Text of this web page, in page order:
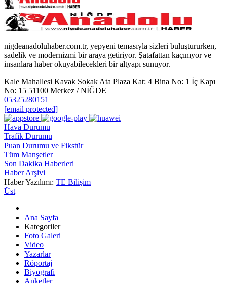
nigdeanadoluhaber.com.tr, yepyeni temasıyla sizleri buluştururken,
sadelik ve modernizmi bir araya getiriyor. Şatafattan kaçınıyor ve
insanlara haber okuyabilecekleri bir altyapı sunuyor.
Kale Mahallesi Kavak Sokak Ata Plaza Kat: 4 Bina No: 1 İç Kapı
No: 15 51100 Merkez / NİĞDE
05325280151
[email protected]
Hava Durumu
Trafik Durumu
Puan Durumu ve Fikstür
Tüm Manşetler
Son Dakika Haberleri
Haber Arşivi
Haber Yazılımı: TE Bilişim
Üst
Ana Sayfa
Kategoriler
Foto Galeri
Video
Yazarlar
Röportaj
Biyografi
Anketler